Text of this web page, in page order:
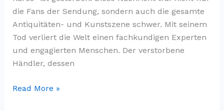
die Fans der Sendung, sondern auch die gesamte
Antiquitäten- und Kunstszene schwer. Mit seinem
Tod verliert die Welt einen fachkundigen Experten
und engagierten Menschen. Der verstorbene
Händler, dessen
Bares
Read More »